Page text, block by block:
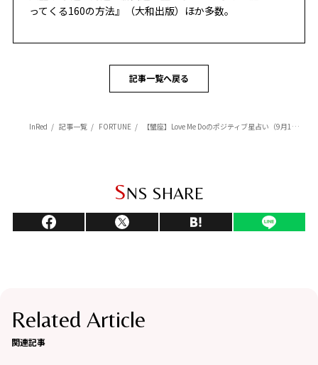
ってくる160の方法』（大和出版）ほか多数。
記事一覧へ戻る
InRed 記事一覧 FORTUNE 【蟹座】Love Me Doのポジティブ星占い（9月1日～9月15日の運勢）
SNS SHARE
Related Article
関連記事